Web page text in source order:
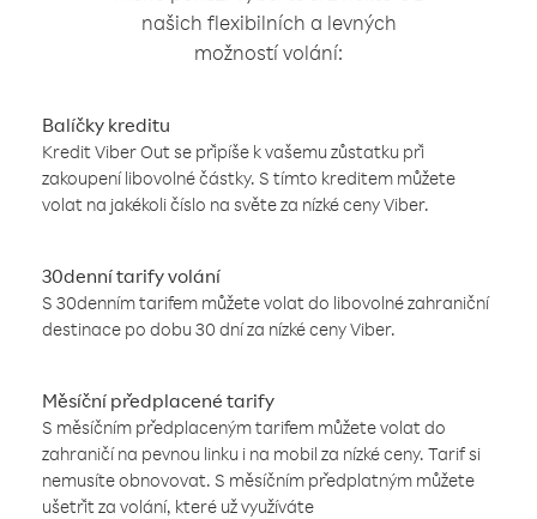
našich flexibilních a levných
možností volání:
Balíčky kreditu
Kredit Viber Out se připíše k vašemu zůstatku při
zakoupení libovolné částky. S tímto kreditem můžete
volat na jakékoli číslo na světe za nízké ceny Viber.
30denní tarify volání
S 30denním tarifem můžete volat do libovolné zahraniční
destinace po dobu 30 dní za nízké ceny Viber.
Měsíční předplacené tarify
S měsíčním předplaceným tarifem můžete volat do
zahraničí na pevnou linku i na mobil za nízké ceny. Tarif si
nemusíte obnovovat. S měsíčním předplatným můžete
ušetřit za volání, které už využíváte